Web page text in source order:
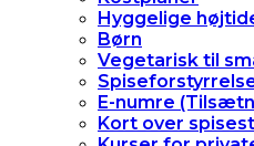
Hyggelige
Børn
Vegetarisk til
E-numre
Kort over